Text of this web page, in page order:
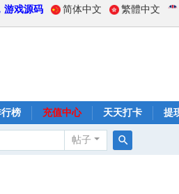
游戏源码 简体中文 繁體中文
榜 充值中心 天天打卡 提
帖子